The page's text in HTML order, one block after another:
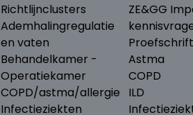
Richtlijnclusters
Ademhalingregulatie
en vaten
Behandelkamer -
Operatiekamer
COPD/astma/allergie
Infectieziekten
ZE&GG
Astma
COPD
ILD